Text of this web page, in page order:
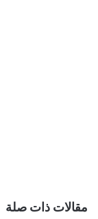
مقالات ذات صلة